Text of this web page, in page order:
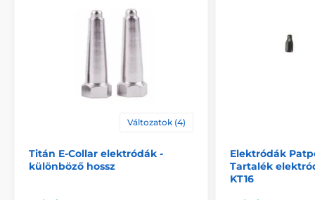
Változatok (4)
Titán E-Collar elektródák -
különböző hossz
Elektródák
Tartalék
KT16